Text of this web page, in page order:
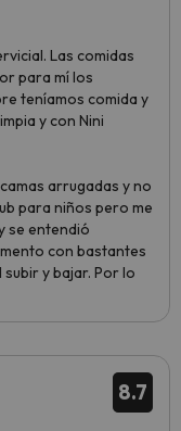
Las comidas
para mí los
teníamos comida y
y con Nini
arrugadas y no
para niños pero me
se entendió
con bastantes
y bajar. Por lo
8.7